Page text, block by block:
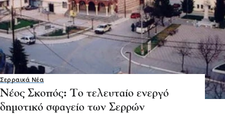
Σερραικά Νέα
Νέος Σκοπός: Το τελευταίο ενεργό
δημοτικό σφαγείο των Σερρών